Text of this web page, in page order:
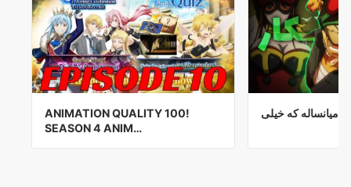
ANIMATION QUALITY 100!
SEASON 4 ANIM…